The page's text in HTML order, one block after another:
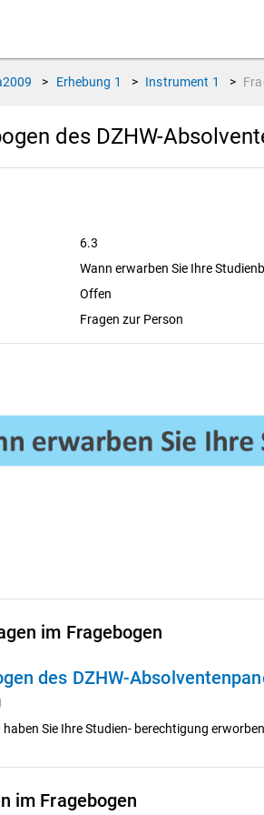
> Erhebung 1 > Instrument 1 >
des DZHW-
6.3
Wann erwarben Sie Ihre
Offen
Fragen zur Person
im Fragebogen
des DZHW-
Sie Ihre Studien- berechtigung
im Fragebogen